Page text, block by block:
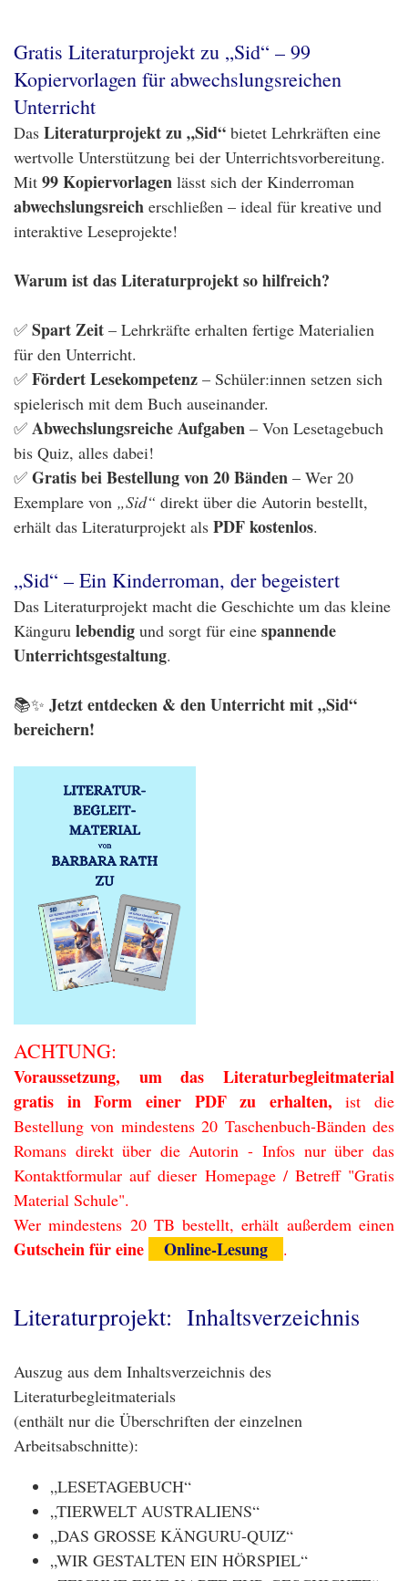
Gratis Literaturprojekt zu „Sid“ – 99
Kopiervorlagen für abwechslungsreichen
Unterricht
Das Literaturprojekt zu „Sid“ bietet Lehrkräften eine
wertvolle Unterstützung bei der Unterrichtsvorbereitung.
Mit 99 Kopiervorlagen lässt sich der Kinderroman
abwechslungsreich erschließen – ideal für kreative und
interaktive Leseprojekte!
Warum ist das Literaturprojekt so hilfreich?
✅ Spart Zeit – Lehrkräfte erhalten fertige Materialien
für den Unterricht.
✅ Fördert Lesekompetenz – Schüler:innen setzen sich
spielerisch mit dem Buch auseinander.
✅ Abwechslungsreiche Aufgaben – Von Lesetagebuch
bis Quiz, alles dabei!
✅ Gratis bei Bestellung von 20 Bänden – Wer 20
Exemplare von „Sid“ direkt über die Autorin bestellt,
erhält das Literaturprojekt als PDF kostenlos.
„Sid“ – Ein Kinderroman, der begeistert
Das Literaturprojekt macht die Geschichte um das kleine
Känguru lebendig und sorgt für eine spannende
Unterrichtsgestaltung.
📚✨ Jetzt entdecken & den Unterricht mit „Sid“
bereichern!
ACHTUNG:
Voraussetzung, um das Literaturbegleitmaterial
gratis in Form einer PDF zu erhalten, ist die
Bestellung von mindestens 20 Taschenbuch-Bänden des
Romans direkt über die Autorin -Infos nur über das
Kontaktformularauf dieser Homepage / Betreff "Gratis
Material Schule".
Wer mindestens 20 TB bestellt, erhält außerdem einen
Gutschein für eine Online-Lesung .
Literaturprojekt: Inhaltsverzeichnis
Auszug aus dem Inhaltsverzeichnis des
Literaturbegleitmaterials
(enthält nur die Überschriften der einzelnen
Arbeitsabschnitte):
„LESETAGEBUCH“
„TIERWELT AUSTRALIENS“
„DAS GROSSE KÄNGURU-QUIZ“
„WIR GESTALTEN EIN HÖRSPIEL“